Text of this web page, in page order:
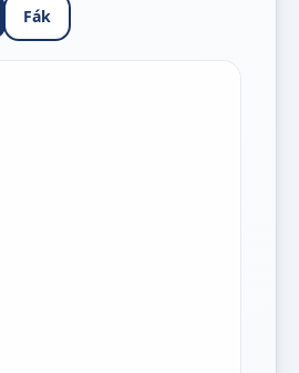
Fák
jelmagyarázatához